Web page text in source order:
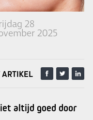
28
2025
ARTIKEL
altijd goed door